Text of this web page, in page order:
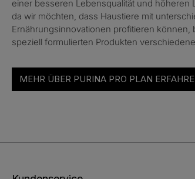
einer besseren Lebensqualität und höheren
da wir möchten, dass Haustiere mit
Ernährungsinnovationen profitieren können,
speziell formulierten Produkten
MEHR ÜBER PURINA PRO PLAN